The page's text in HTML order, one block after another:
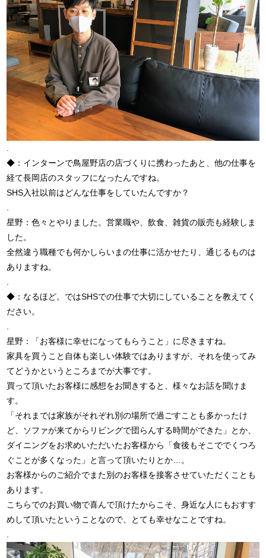
◆：インターンで鳥屋野店の店づくりに携わったあと、他の仕事を
経て長岡店のスタッフになったんですね。
SHS入社以前はどんな仕事をしていたんですか？
星野：色々とやりました。営業職や、飲食、雑貨の販売も経験しま
した。
全然違う職種でも何かしらいまの仕事に活かせたり、通じるものは
ありますね。
◆：なるほど。ではSHSでの仕事で大切にしていることを教えてく
ださい。
星野：「お客様に幸せになってもらうこと」に尽きますね。
家具を買うこと自体も楽しい体験ではありますが、それを使ってみ
てどうかというところまでが大事です。
買って頂いたお客様に感想をお聞きすると、様々なお話を聞けま
す。
「それまでは家族がそれぞれ別の場所で過ごすことも多かったけ
ど、ソファが来てからリビングで団らんする時間ができた」とか、
ダイニングをお求めいただいたお客様から「食後もそこででくつろ
ぐことが多くなった」と言って頂いたりとか…。
お客様からのご紹介でまた別のお客様を接客させていただくことも
あります。
こちらでのお買い物で喜んで頂けたからこそ、身近な人にもおすす
めして頂いたということなので、とても幸せなことですね。